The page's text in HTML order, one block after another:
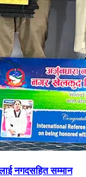
नगदसहित सम्मान